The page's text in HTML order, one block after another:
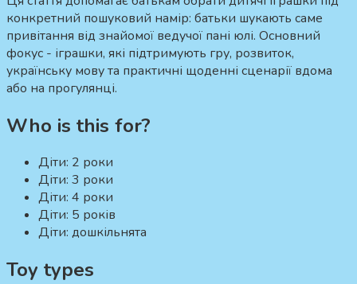
конкретний пошуковий намір: батьки шукають саме
привітання від знайомої ведучої пані юлі. Основний
фокус - іграшки, які підтримують гру, розвиток,
українську мову та практичні щоденні сценарії вдома
або на прогулянці.
Who is this for?
Діти: 2 роки
Діти: 3 роки
Діти: 4 роки
Діти: 5 років
Діти: дошкільнята
Toy types